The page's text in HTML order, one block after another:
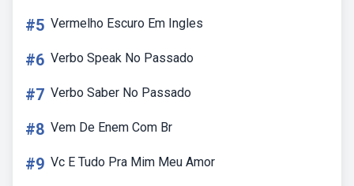
#5 Vermelho Escuro Em Ingles
#6 Verbo Speak No Passado
#7 Verbo Saber No Passado
#8 Vem De Enem Com Br
#9 Vc E Tudo Pra Mim Meu Amor